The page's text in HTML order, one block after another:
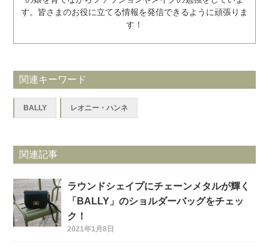
す。皆さまのお役に立てる情報を発信できるように頑張りま
す！
関連キーワード
BALLY レオニー・ハンネ
関連記事
ラウンドシェイプにチェーンメタルが輝く
「BALLY」のショルダーバッグをチェッ
ク！
2021年1月8日